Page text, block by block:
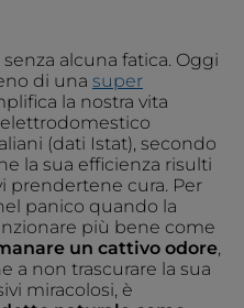
alcuna fatica. Oggi
di una super
la nostra vita
(dati Istat), secondo
la sua efficienza risulti
prendertene cura. Per
panico quando la
più bene come
un cattivo odore
a non trascurare la sua
miracolosi, è